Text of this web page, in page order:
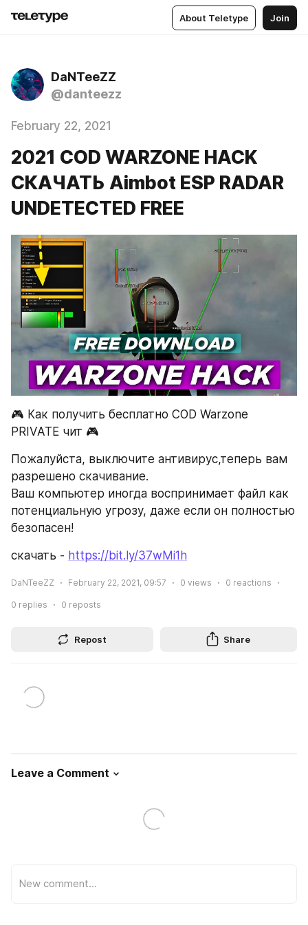
About Teletype Join
DaNTeeZZ
@danteezz
February 22, 2021
2021 COD WARZONE HACK
СКАЧАТЬ Aimbot ESP RADAR
UNDETECTED FREE
🎮 Как получить бесплатно COD Warzone
PRIVATE чит 🎮
Пожалуйста, выключите антивирус,теперь вам
разрешено скачивание.
Ваш компьютер иногда воспринимает файл как
потенциальную угрозу, даже если он полностью
безопасен!
скачать - https://bit.ly/37wMi1h
DaNTeeZZ February 22, 2021, 09:57 0 views 0 reactions
0 replies 0 reposts
Repost Share
Leave a Comment